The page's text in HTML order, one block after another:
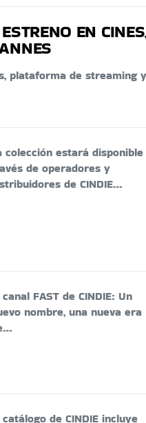
EN
plataforma de streaming
colección estará
de operadores y
de CINDIE…
canal FAST de CINDIE: Un
nombre, una nueva era
catálogo de CINDIE incluye